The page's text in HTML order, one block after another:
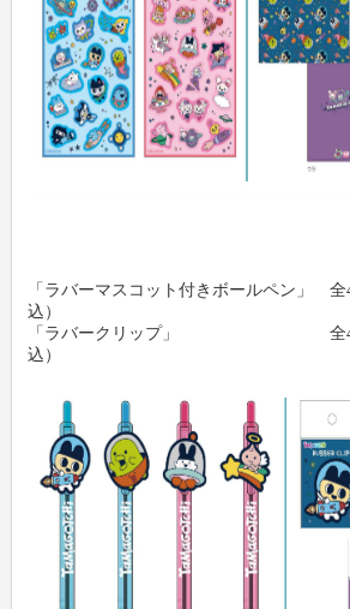
「ラバーマスコット付きボールペン」
込）
「ラバークリップ」 全4柄
込）